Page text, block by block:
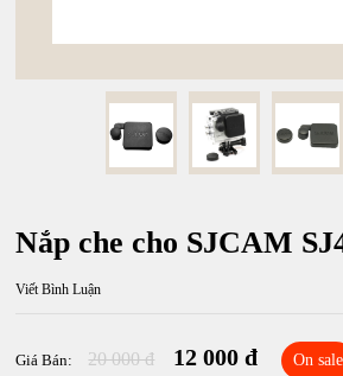
Nắp che cho SJCAM
Viết Bình Luận
Giá Bán: 20 000 đ 12 000 đ On sale